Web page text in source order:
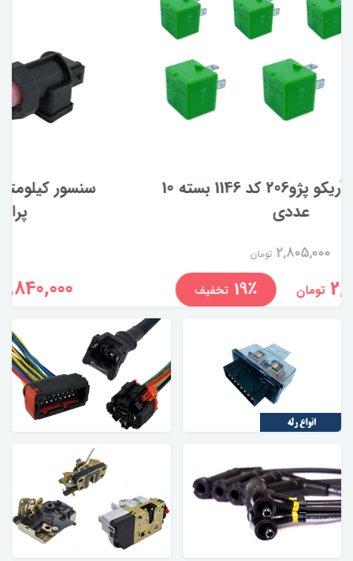
سنسور کیلومتر قدیم آریکو کد 1138 مناسب
1,840,000 تومان